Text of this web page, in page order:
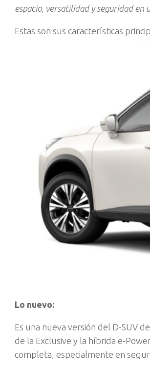
espacio, versatilidad y seguridad en
Estas son sus características
Lo nuevo:
Es una nueva versión del D-SUV
de la Exclusive y la híbrida e-
completa, especialmente en